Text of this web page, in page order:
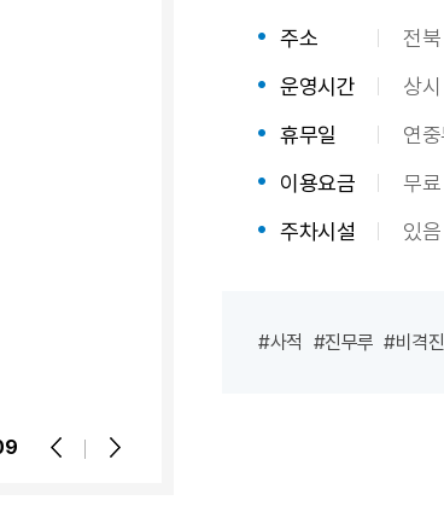
숙
주
영
간,
시
주소
전
운영시간
상시
휴무일
연
이용요금
무료
주차시설
있음
#사적 #진무루 #비격